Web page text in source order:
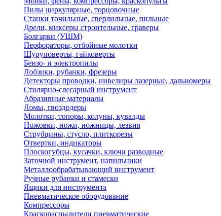
Пилы циркулярные, торцовочные
Станки точильные, сверлильные, пильные
Дрели, миксеры строительные, граверы
Болгарки (УШМ)
Перфораторы, отбойные молотки
Шуруповерты, гайковерты
Бензо- и электропилы
Лобзики, рубанки, фрезеры
Детекторы проводки, нивелиры лазерные, дальномеры
Столярно-слесарный инструмент
Абразивные материалы
Ломы, гвоздодеры
Молотки, топоры, колуны, кувалды
Ножовки, ножи, ножницы, лезвия
Струбцины, стусло, плиткорезы
Отвертки, индикаторы
Плоскогубцы, кусачки, ключи разводные
Заточной инструмент, напильники
Металлообрабатывающий инструмент
Ручные рубанки и стамески
Ящики для инструмента
Пневматическое оборудование
Компрессоры
Краскораспылители пневматические